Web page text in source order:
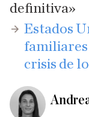
definitiva»
​Estados
familiares
crisis de